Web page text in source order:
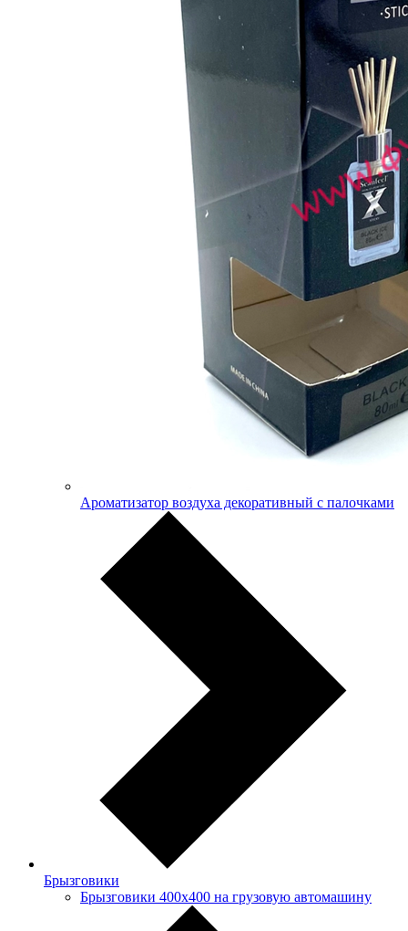
Ароматизатор воздуха декоративный с палочками
Брызговики
Брызговики 400х400 на грузовую автомашину